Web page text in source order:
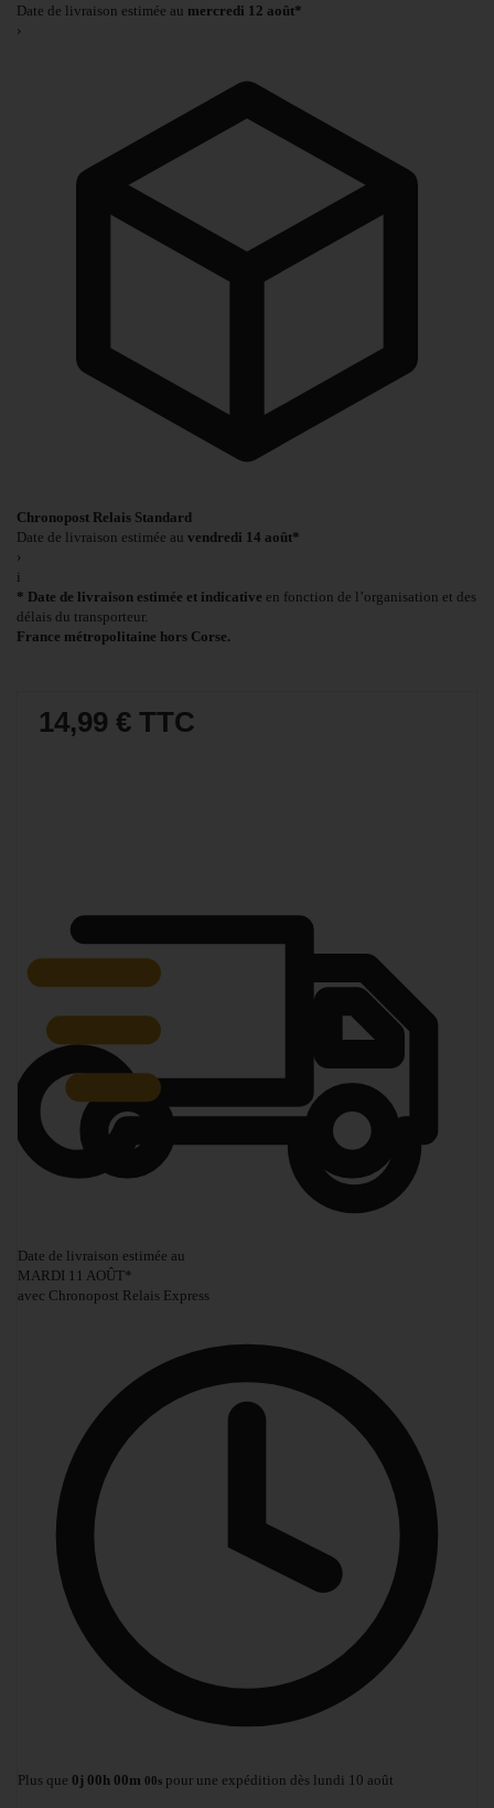
Date de livraison estimée au mercredi 12 août*
›
Chronopost Relais Standard
Date de livraison estimée au vendredi 14 août*
›
i
* Date de livraison estimée et indicative en fonction de l’organisation et des
délais du transporteur.
France métropolitaine hors Corse.
14,99 € TTC
Date de livraison estimée au
MARDI 11 AOÛT*
avec Chronopost Relais Express
Plus que 0j 00h 00m 00s pour une expédition dès lundi 10 août